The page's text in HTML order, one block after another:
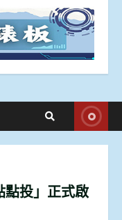
點投」正式啟